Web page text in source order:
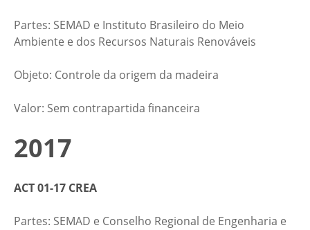
Partes: SEMAD e Instituto Brasileiro do Meio
Ambiente e dos Recursos Naturais Renováveis​
​Objeto: Controle da origem da madeira​
​​Valor: Sem contrapartida financeira
2017
ACT 01-17 CREA
Partes: SEMAD e Conselho Regional de Engenharia e